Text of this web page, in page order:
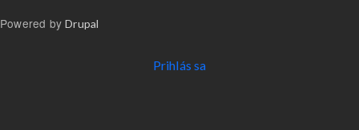
Powered byDrupal
Používateľské menu
Prihlás sa